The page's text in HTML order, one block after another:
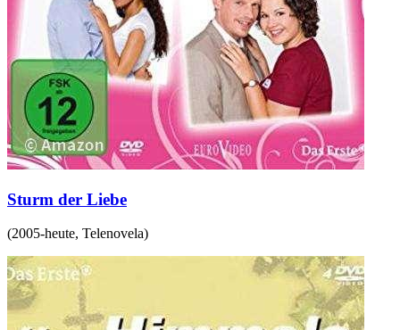
Sturm der Liebe
(2005-heute, Telenovela)